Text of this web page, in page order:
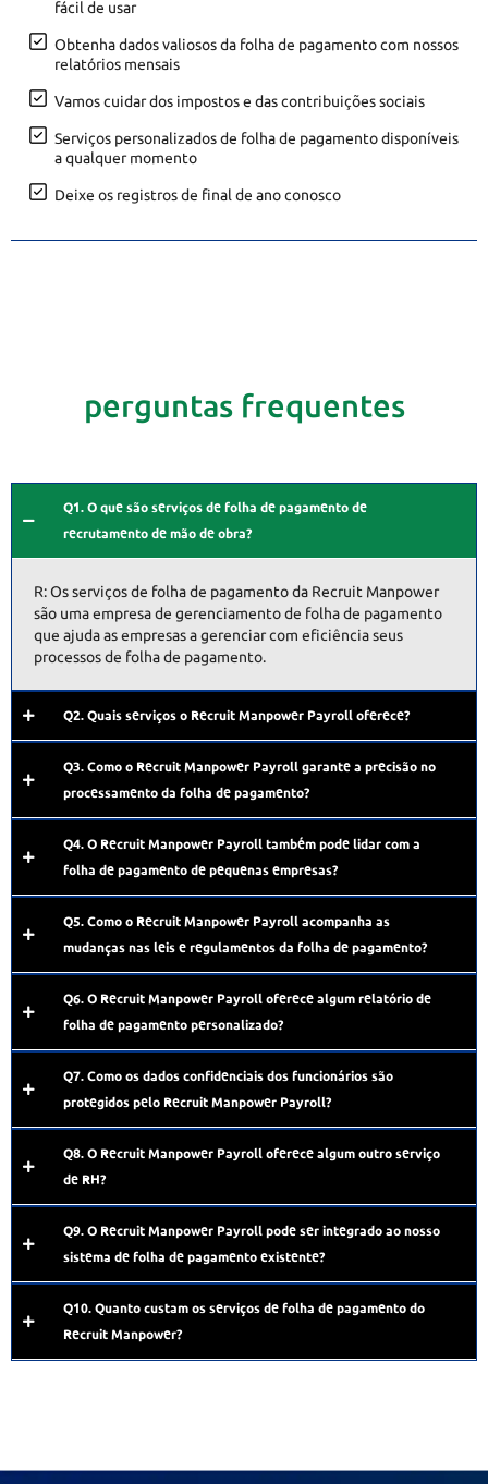
fácil de usar
Obtenha dados valiosos da folha de pagamento com nossos
relatórios mensais
Vamos cuidar dos impostos e das contribuições sociais
Serviços personalizados de folha de pagamento disponíveis
a qualquer momento
Deixe os registros de final de ano conosco
perguntas frequentes
Q1. O que são serviços de folha de pagamento de
recrutamento de mão de obra?
R: Os serviços de folha de pagamento da Recruit Manpower
são uma empresa de gerenciamento de folha de pagamento
que ajuda as empresas a gerenciar com eficiência seus
processos de folha de pagamento.
Q2. Quais serviços o Recruit Manpower Payroll oferece?
Q3. Como o Recruit Manpower Payroll garante a precisão no
processamento da folha de pagamento?
Q4. O Recruit Manpower Payroll também pode lidar com a
folha de pagamento de pequenas empresas?
Q5. Como o Recruit Manpower Payroll acompanha as
mudanças nas leis e regulamentos da folha de pagamento?
Q6. O Recruit Manpower Payroll oferece algum relatório de
folha de pagamento personalizado?
Q7. Como os dados confidenciais dos funcionários são
protegidos pelo Recruit Manpower Payroll?
Q8. O Recruit Manpower Payroll oferece algum outro serviço
de RH?
Q9. O Recruit Manpower Payroll pode ser integrado ao nosso
sistema de folha de pagamento existente?
Q10. Quanto custam os serviços de folha de pagamento do
Recruit Manpower?